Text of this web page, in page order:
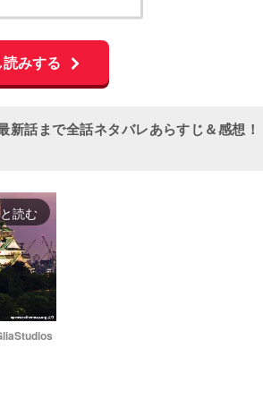
みする
話まで全話ネタバレあらすじ＆感想！
読む